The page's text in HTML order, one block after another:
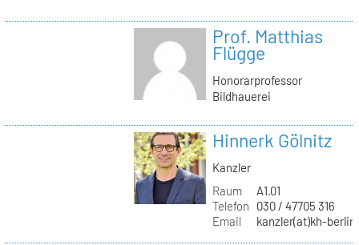
Prof. Matthias
Flügge
Honorarprofessor
Bildhauerei
Hinnerk Gölnitz
Kanzler
Raum
A1.01
Telefon
030 / 47705 316
Email
kanzler(at)kh-